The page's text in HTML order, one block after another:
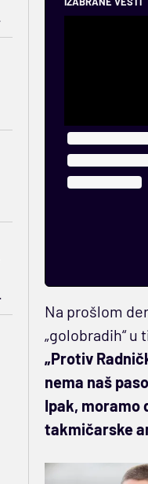
Na prošlom
„golobradih“ u
„Protiv
nema naš
Ipak, moramo
takmičarske